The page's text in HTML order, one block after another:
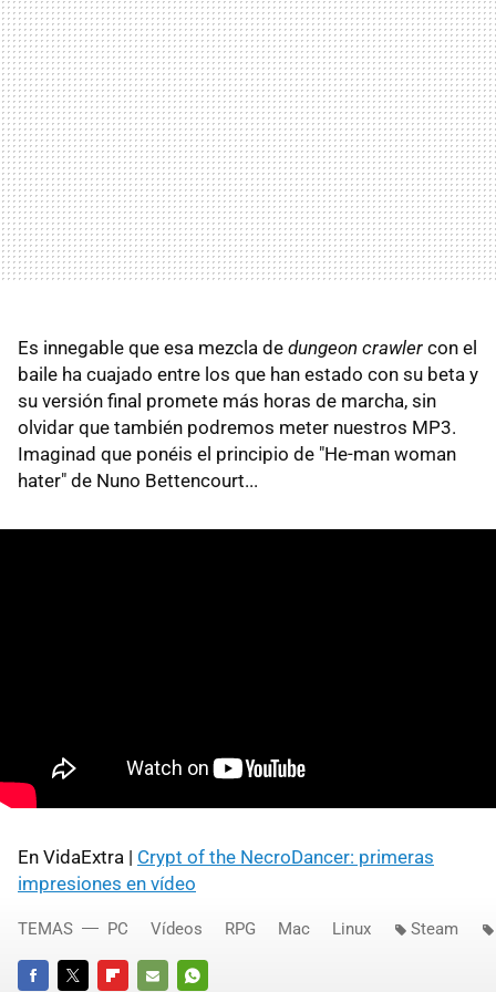
Es innegable que esa mezcla de dungeon crawler con el
baile ha cuajado entre los que han estado con su beta y
su versión final promete más horas de marcha, sin
olvidar que también podremos meter nuestros MP3.
Imaginad que ponéis el principio de "He-man woman
hater" de Nuno Bettencourt...
En VidaExtra | Crypt of the NecroDancer: primeras
impresiones en vídeo
TEMAS PC Vídeos RPG Mac Linux Steam